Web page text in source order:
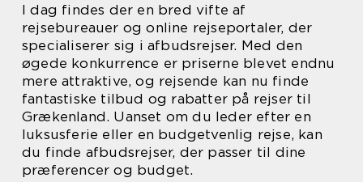
I dag findes der en bred vifte af
rejsebureauer og online rejseportaler, der
specialiserer sig i afbudsrejser. Med den
øgede konkurrence er priserne blevet endnu
mere attraktive, og rejsende kan nu finde
fantastiske tilbud og rabatter på rejser til
Grækenland. Uanset om du leder efter en
luksusferie eller en budgetvenlig rejse, kan
du finde afbudsrejser, der passer til dine
præferencer og budget.